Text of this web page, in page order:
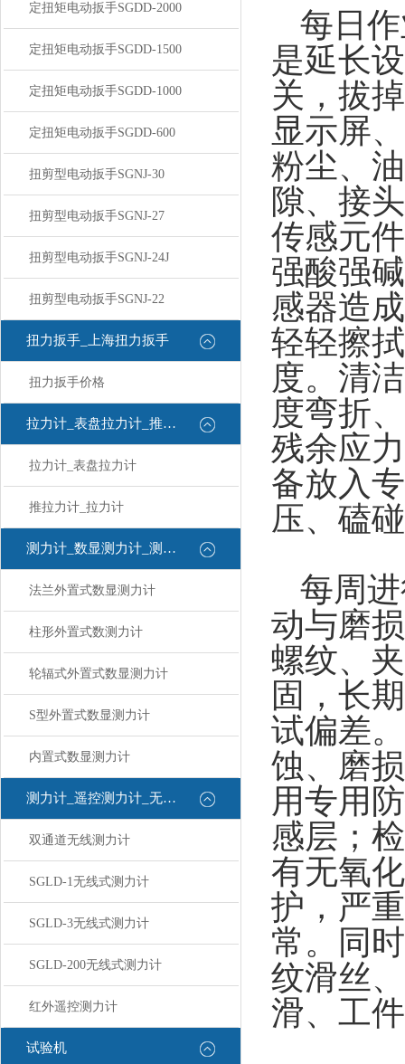
定扭矩电动扳手SGDD-2000
定扭矩电动扳手SGDD-1500
定扭矩电动扳手SGDD-1000
定扭矩电动扳手SGDD-600
扭剪型电动扳手SGNJ-30
扭剪型电动扳手SGNJ-27
扭剪型电动扳手SGNJ-24J
扭剪型电动扳手SGNJ-22
扭力扳手_上海扭力扳手
扭力扳手价格
拉力计_表盘拉力计_推拉力计
拉力计_表盘拉力计
推拉力计_拉力计
测力计_数显测力计_测力计
法兰外置式数显测力计
柱形外置式数测力计
轮辐式外置式数显测力计
S型外置式数显测力计
内置式数显测力计
测力计_遥控测力计_无线测力计
双通道无线测力计
SGLD-1无线式测力计
SGLD-3无线式测力计
SGLD-200无线式测力计
红外遥控测力计
试验机
每日
是延长
关，拔
显示屏
粉尘、
隙、接
传感元
强酸强
感器造
轻轻擦
度。清
度弯折
残余应
备放入
压、磕
每周
动与磨
螺纹、
固，长
试偏差
蚀、磨
用专用
感层；
有无氧
护，严
常。同
纹滑丝
滑、工